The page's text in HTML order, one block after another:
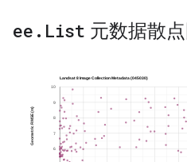
ee . List 元数据散